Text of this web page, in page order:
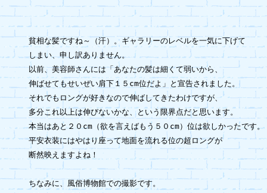
貧相な髪ですね～（汗）。ギャラリーのレベルを一気に下げて
しまい、申し訳ありません。
以前、美容師さんには「あなたの髪は細くて弱いから、
伸ばせてもせいぜい肩下１５cm位だよ」と宣告されました。
それでもロングが好きなので伸ばしてきたわけですが、
多分これ以上は伸びないかな、という限界点だと思います。
本当はあと２０cm（欲を言えばもう５０cm）位は欲しかったです。
平安衣装にはやはり座って地面を流れる位の超ロングが
断然映えますよね！
ちなみに、風俗博物館での撮影です。